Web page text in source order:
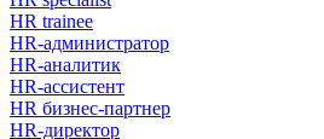
HR trainee
HR-администратор
HR-аналитик
HR-ассистент
HR бизнес-партнер
HR-директор